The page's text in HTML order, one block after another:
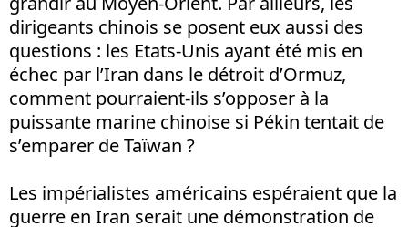
dirigeants chinois se posent eux aussi des
questions : les Etats-Unis ayant été mis en
échec par l’Iran dans le détroit d’Ormuz,
comment pourraient-ils s’opposer à la
puissante marine chinoise si Pékin tentait de
s’emparer de Taïwan ?
Les impérialistes américains espéraient que la
guerre en Iran serait une démonstration de